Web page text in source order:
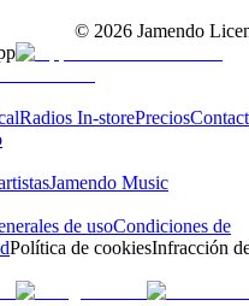
© 2026 Jamendo
Radios In-storePrecios
Jamendo Music
de usoCondiciones de
Política de cookiesInfracción